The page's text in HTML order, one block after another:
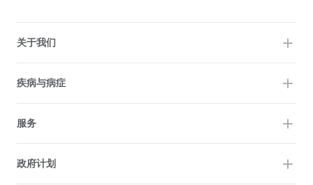
关于我们
疾病与病症
服务
政府计划